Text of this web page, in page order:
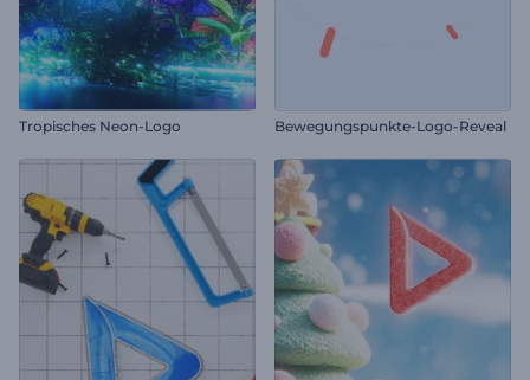
Tropisches Neon-Logo Bewegungspunkte-Logo-Reveal